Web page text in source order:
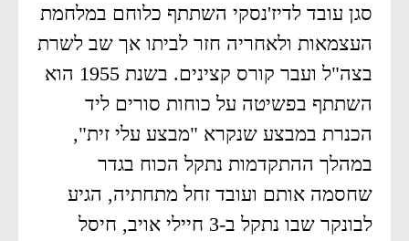
סגן עובד לדיז'נסקי השתתף כלוחם במלחמת
העצמאות ולאחריה חזר לביתו אך שב לשרת
בצה"ל ועבר קורס קצינים. בשנת 1955 הוא
השתתף בפשיטה על כוחות סורים ליד
הכנרת במבצע שנקרא "מבצע עלי זית",
במהלך ההתקדמות נתקל הכוח בגדר
שחסמה אותם ועובד זחל מתחתיה, הגיע
לבונקר שבו נתקל ב-3 חיילי אויב, חיסל